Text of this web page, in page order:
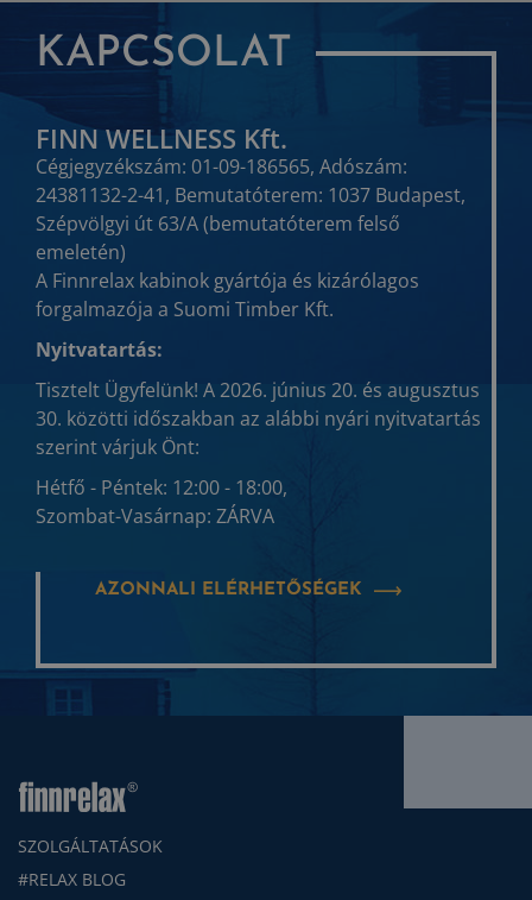
KAPCSOLAT
FINN WELLNESS Kft.
Cégjegyzékszám: 01-09-186565, Adószám:
24381132-2-41, Bemutatóterem: 1037 Budapest,
Szépvölgyi út 63/A (bemutatóterem felső
emeletén)
A Finnrelax kabinok gyártója és kizárólagos
forgalmazója a Suomi Timber Kft.
Nyitvatartás:
Tisztelt Ügyfelünk! A 2026. június 20. és augusztus
30. közötti időszakban az alábbi nyári nyitvatartás
szerint várjuk Önt:
Hétfő - Péntek: 12:00 - 18:00,
Szombat-Vasárnap: ZÁRVA
AZONNALI ELÉRHETŐSÉGEK
SZOLGÁLTATÁSOK
#RELAX BLOG